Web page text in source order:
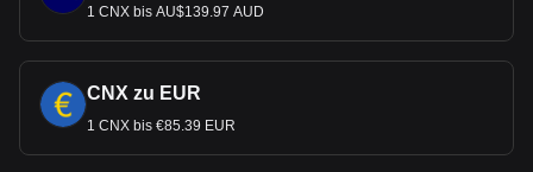
1 CNX bis AU$139.97 AUD
CNX zu EUR
1 CNX bis €85.39 EUR